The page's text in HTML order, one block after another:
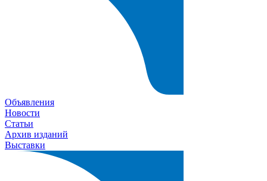
Объявления
Новости
Статьи
Архив изданий
Выставки